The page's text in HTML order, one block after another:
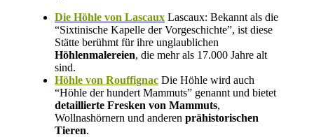
Die Höhle von Lascaux Lascaux: Bekannt als die
“Sixtinische Kapelle der Vorgeschichte”, ist diese
Stätte berühmt für ihre unglaublichen
Höhlenmalereien, die mehr als 17.000 Jahre alt
sind.
Höhle von Rouffignac Die Höhle wird auch
“Höhle der hundert Mammuts” genannt und bietet
detaillierte Fresken von Mammuts,
Wollnashörnern und anderen prähistorischen
Tieren.